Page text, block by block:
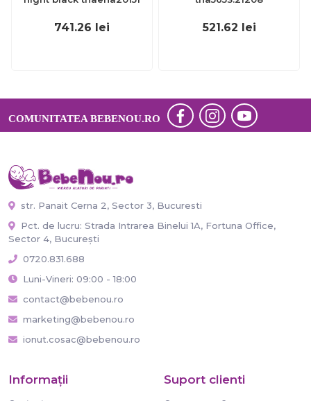
741.26 lei 521.62 lei
COMUNITATEA BEBENOU.RO
str. Panait Cerna 2, Sector 3, Bucuresti
Pct. de lucru: Strada Intrarea Binelui 1A, Fortuna Office,
Sector 4, București
0720.831.688
Luni-Vineri: 09:00 - 18:00
contact@bebenou.ro
marketing@bebenou.ro
ionut.cosac@bebenou.ro
Informaţii Suport clienti